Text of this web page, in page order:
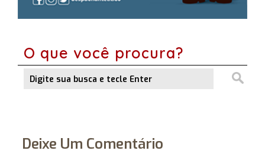
O que você procura?
Deixe Um Comentário